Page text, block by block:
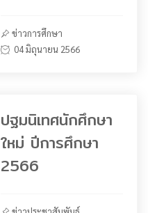
ข่าวการศึกษา
04 มิถุนายน 2566
ปฐมนิเทศนักศึกษา
ใหม่ ปีการศึกษา
2566